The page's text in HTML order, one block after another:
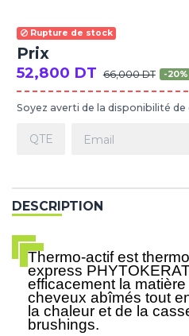
Rupture de stock
Prix
52,800 DT 66,000 DT -20%
Soyez averti de la disponibilité
DESCRIPTION
Thermo-actif est
express
efficacement la
cheveux abîmés tout
la chaleur et de la
brushings.